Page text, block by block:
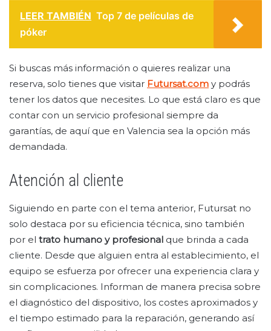
LEER TAMBIÉN Top 7 de películas de
póker
Si buscas más información o quieres realizar una
reserva, solo tienes que visitar Futursat.com y podrás
tener los datos que necesites. Lo que está claro es que
contar con un servicio profesional siempre da
garantías, de aquí que en Valencia sea la opción más
demandada.
Atención al cliente
Siguiendo en parte con el tema anterior, Futursat no
solo destaca por su eficiencia técnica, sino también
por el trato humano y profesional que brinda a cada
cliente. Desde que alguien entra al establecimiento, el
equipo se esfuerza por ofrecer una experiencia clara y
sin complicaciones. Informan de manera precisa sobre
el diagnóstico del dispositivo, los costes aproximados y
el tiempo estimado para la reparación, generando así